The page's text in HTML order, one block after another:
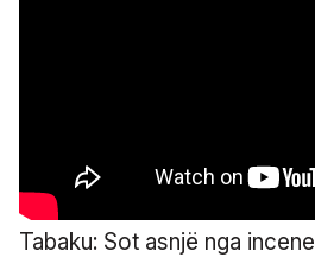
Tabaku: Sot asnjë nga